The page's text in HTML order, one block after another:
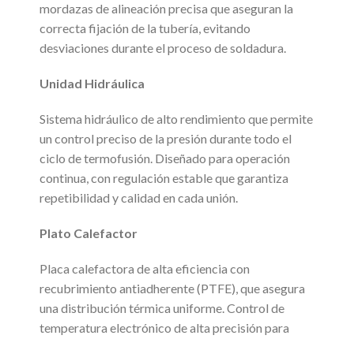
mordazas de alineación precisa que aseguran la
correcta fijación de la tubería, evitando
desviaciones durante el proceso de soldadura.
Unidad Hidráulica
Sistema hidráulico de alto rendimiento que permite
un control preciso de la presión durante todo el
ciclo de termofusión. Diseñado para operación
continua, con regulación estable que garantiza
repetibilidad y calidad en cada unión.
Plato Calefactor
Placa calefactora de alta eficiencia con
recubrimiento antiadherente (PTFE), que asegura
una distribución térmica uniforme. Control de
temperatura electrónico de alta precisión para